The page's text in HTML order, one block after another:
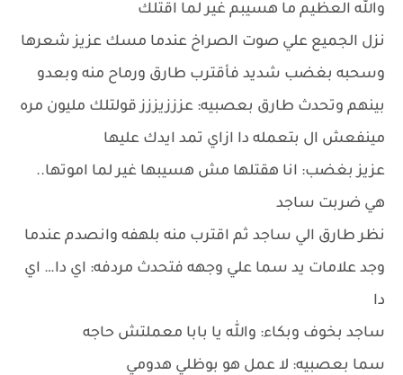
والله العظيم ما هسيبم غير لما اقتلك
نزل الجميع علي صوت الصراخ عندما مسك عزيز شعرها
وسحبه بغضب شديد فأقترب طارق ورماح منه وبعدو
بينهم وتحدث طارق بعصبيه: عزززيززز قولتلك مليون مره
مينفعش ال بتعمله دا ازاي تمد ايدك عليها
عزيز بغضب: انا هقتلها مش هسيبها غير لما اموتها..
هي ضربت ساجد
نظر طارق الي ساجد ثم اقترب منه بلهفه وانصدم عندما
وجد علامات يد سما علي وجهه فتحدث مردفه: اي دا… اي
دا
ساجد بخوف وبكاء: والله يا بابا معملتش حاجه
سما بعصبيه: لا عمل هو بوظلي هدومي